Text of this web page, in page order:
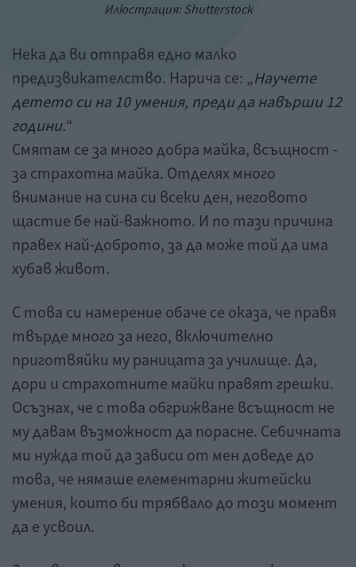
Илюстрация: Shutterstock
Нека да ви отправя едно малко
предизвикателство. Нарича се: „Научете
детето си на 10 умения, преди да навърши 12
години.“
Смятам се за много добра майка, всъщност -
за страхотна майка. Отделях много
внимание на сина си всеки ден, неговото
щастие бе най-важното. И по тази причина
правех най-доброто, за да може той да има
хубав живот.
С това си намерение обаче се оказа, че правя
твърде много за него, включително
приготвяйки му раницата за училище. Да,
дори и страхотните майки правят грешки.
Осъзнах, че с това обгрижване всъщност не
му давам възможност да порасне. Себичната
ми нужда той да зависи от мен доведе до
това, че нямаше елементарни житейски
умения, които би трябвало до този момент
да е усвоил.